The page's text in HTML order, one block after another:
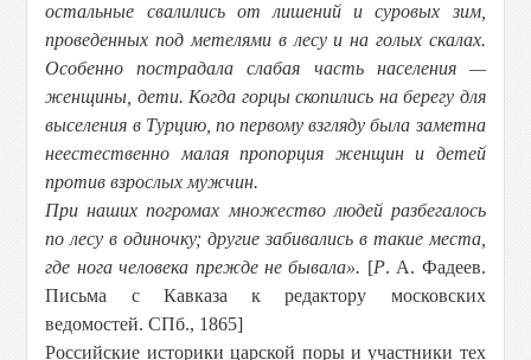
остальные свалились от лишений и суровых зим,
проведенных под метелями в лесу и на голых скалах.
Особенно пострадала слабая часть населения —
женщины, дети. Когда горцы скопились на берегу для
выселения в Турцию, по первому взгляду была заметна
неестественно малая пропорция женщин и детей
против взрослых мужчин.
При наших погромах множество людей разбегалось
по лесу в одиночку; другие забивались в такие места,
где нога человека прежде не бывала». [Р. А. Фадеев.
Письма с Кавказа к редактору московских
ведомостей. СПб., 1865]
Российские историки царской поры и участники тех